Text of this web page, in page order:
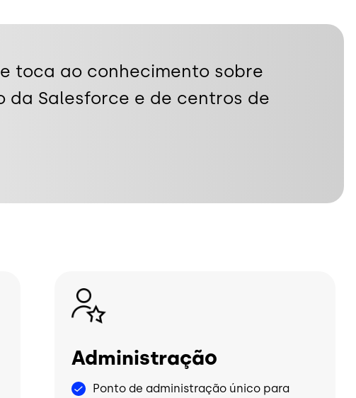
toca ao conhecimento sobre
Salesforce e de centros de
Imagem
Administração
Ponto de administração único para